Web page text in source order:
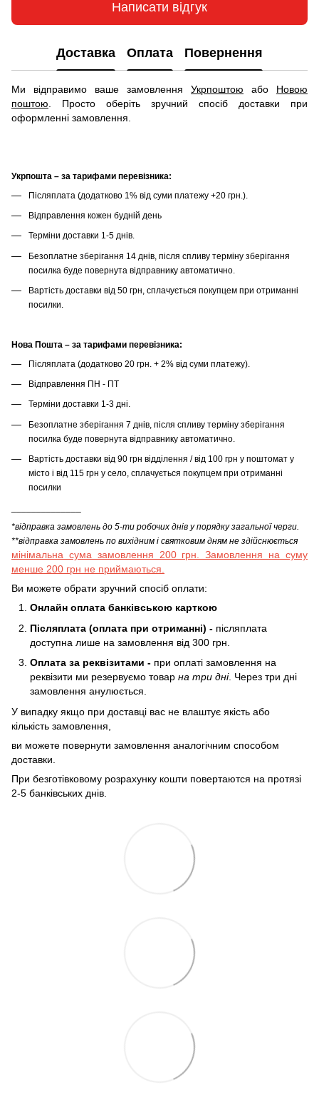
Написати відгук
Доставка Оплата Повернення
Ми відправимо ваше замовлення Укрпоштою або Новою
поштою . Просто оберіть зручний спосіб доставки при
оформленні замовлення.
Укрпошта – за тарифами перевізника:
Післяплата (додатково 1% від суми платежу +20 грн.).
Відправлення кожен будній день
Терміни доставки 1-5 днів.
Безоплатне зберігання 14 днів, після спливу терміну зберігання
посилка буде повернута відправнику автоматично.
Вартість доставки від 50 грн, сплачується покупцем при отриманні
посилки.
Нова Пошта – за тарифами перевізника:
Післяплата (додатково 20 грн. + 2% від суми платежу).
Відправлення ПН - ПТ
Терміни доставки 1-3 дні.
Безоплатне зберігання 7 днів, після спливу терміну зберігання
посилка буде повернута відправнику автоматично.
Вартість доставки від 90 грн відділення / від 100 грн у поштомат у
місто і від 115 грн у село, сплачується покупцем при отриманні
посилки
*відправка замовлень до 5-ти робочих днів у порядку загальної черги.
**відправка замовлень по вихідним і святковим дням не здійснюється
мінімальна сума замовлення 200 грн. Замовлення на суму
менше 200 грн не приймаються.
Ви можете обрати зручний спосіб оплати:
Онлайн оплата банківською карткою
Післяплата (оплата при отриманні) - післяплата
доступна лише на замовлення від 300 грн.
Оплата за реквізитами - при оплаті замовлення на
реквізити ми резервуємо товар на три дні. Через три дні
замовлення анулюється.
У випадку якщо при доставці вас не влаштує якість або
кількість замовлення,
ви можете повернути замовлення аналогічним способом
доставки.
При безготівковому розрахунку кошти повертаются на протязі
2-5 банківських днів.